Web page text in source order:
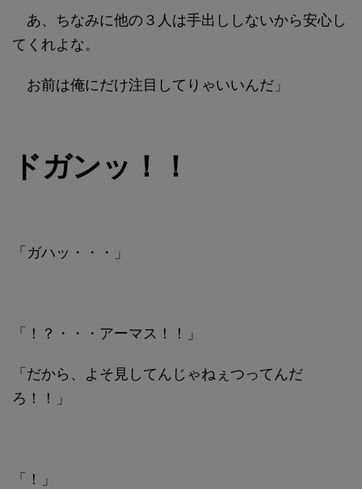
あ、ちなみに他の３人は手出ししないから安心し
てくれよな。
お前は俺にだけ注目してりゃいいんだ」
ドガンッ！！
「ガハッ・・・」
「！？・・・アーマス！！」
「だから、よそ見してんじゃねぇつってんだ
ろ！！」
「！」